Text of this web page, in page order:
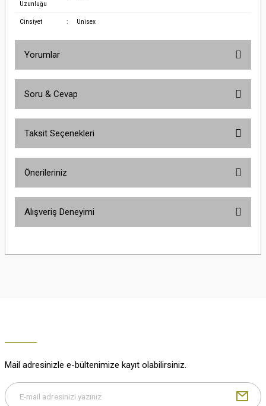
Uzunluğu
Cinsiyet : Unisex
Yorumlar
Soru & Cevap
Taksit Seçenekleri
Önerileriniz
yetersiz gördüğünüz noktaları öneri formunu kullanarak tarafımıza
Alışveriş Deneyimi
M... K... | 29/12/2025
Mail adresinizle e-bültenimize kayıt olabilirsiniz.